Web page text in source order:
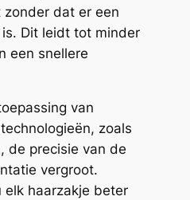
dat er een
Dit leidt tot minder
een snellere
van
zoals
de precisie van de
vergroot.
elk haarzakje beter